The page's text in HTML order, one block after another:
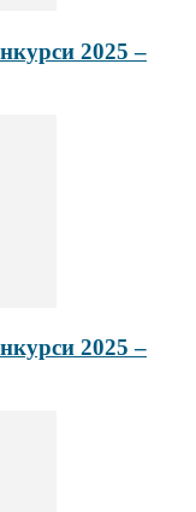
2025 –
2025 –